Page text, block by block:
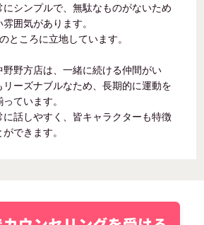
シンプルで、無駄なものがないため
囲気があります。
ところに立地しています。
野野方店は、一緒に続ける仲間がい
ーズナブルなため、長期的に運動を
ています。
に話しやすく、皆キャラクターも特徴
できます。